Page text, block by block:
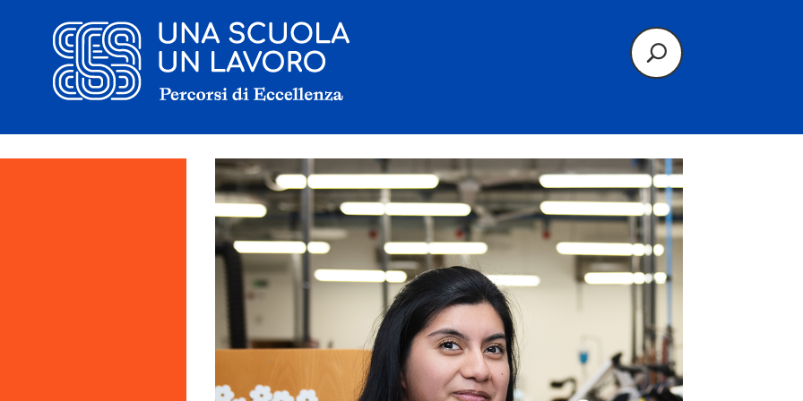
Il progetto
La candidatura
I tirocinanti
Le borse di studio
Sostenitori